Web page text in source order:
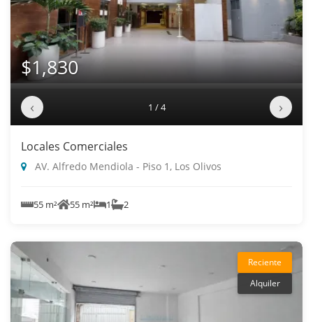
$1,830
‹ 1 / 4 ›
Locales Comerciales
AV. Alfredo Mendiola - Piso 1, Los Olivos
55 m² 55 m² 1 2
Reciente
Alquiler